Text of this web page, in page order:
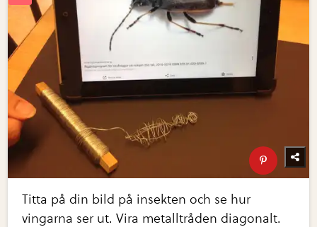
Titta på din bild på insekten och se hur
vingarna ser ut. Vira metalltråden diagonalt.